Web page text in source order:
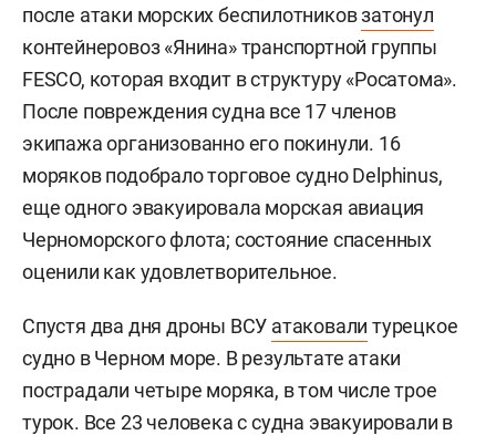
после атаки морских беспилотниковзатонул
контейнеровоз «Янина» транспортной группы
FESCO, которая входит в структуру «Росатома».
После повреждения судна все 17 членов
экипажа организованно его покинули. 16
моряков подобрало торговое судно Delphinus,
еще одного эвакуировала морская авиация
Черноморского флота; состояние спасенных
оценили как удовлетворительное.
Спустя два дня дроны ВСУ атаковали турецкое
судно в Черном море. В результате атаки
пострадали четыре моряка, в том числе трое
турок. Все 23 человека с судна эвакуировали в